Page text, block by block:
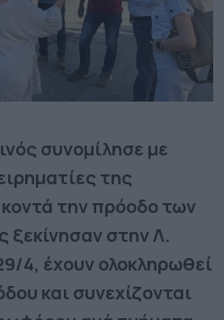
συνομίλησε με
της
την πρόοδο των
ξεκίνησαν στην Λ.
4, έχουν ολοκληρωθεί
και συνεχίζονται